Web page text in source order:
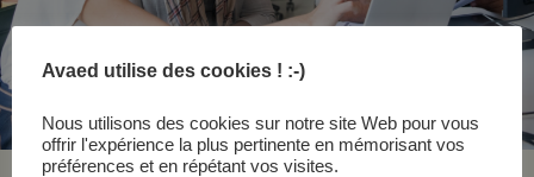
Avaed utilise des cookies ! :-)
Nous utilisons des cookies sur notre site Web pour vous
offrir l'expérience la plus pertinente en mémorisant vos
préférences et en répétant vos visites.